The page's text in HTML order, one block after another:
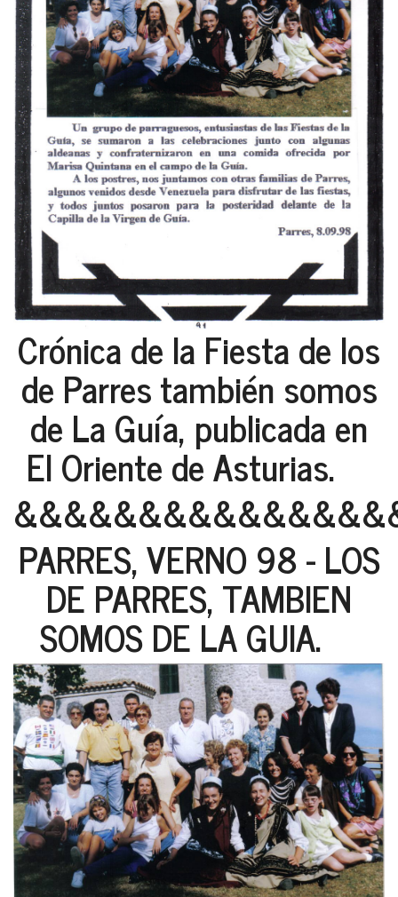
Crónica de la Fiesta de los
de Parres también somos
de La Guía, publicada en
El Oriente de Asturias.
PARRES, VERNO 98 - LOS
DE PARRES, TAMBIEN
SOMOS DE LA GUIA.